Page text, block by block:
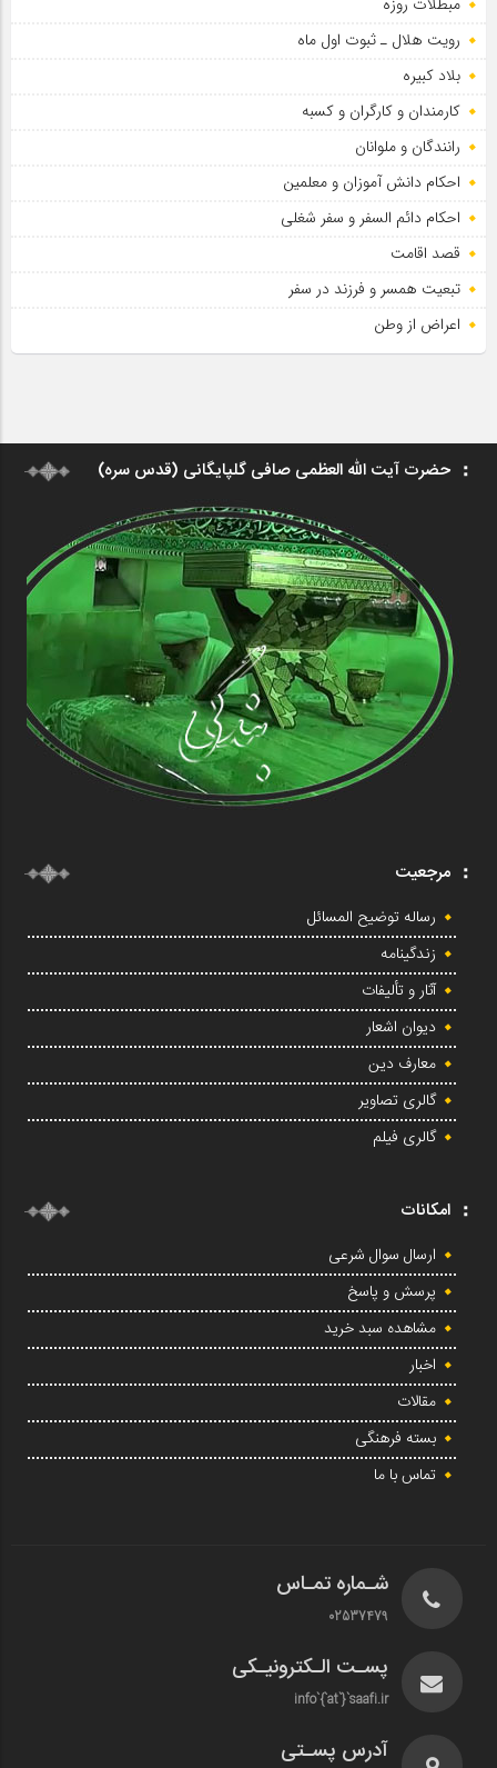
رویت هلال ـ ثبوت اول ماه
بلاد کبیره
کارمندان و کارگران و کسبه
رانندگان و ملوانان
احکام دانش آموزان و معلمین
احکام دائم السفر و سفر شغلی
قصد اقامت
تبعیت همسر و فرزند در سفر
اعراض از وطن
حضرت آیت الله العظمی صافی گلپایگانی (قدس سره)
مرجعیت
رساله توضیح المسائل
زندگینامه
آثار و تألیفات
دیوان اشعار
معارف دین
گالری تصاویر
گالری فیلم
امکانات
ارسال سوال شرعی
پرسش و پاسخ
مشاهده سبد خرید
اخبار
مقالات
بسته فرهنگی
تماس با ما
شـماره تمـاس
02537479
پسـت الـکترونیـکی
info`{`at`}`saafi.ir
آدرس پسـتی